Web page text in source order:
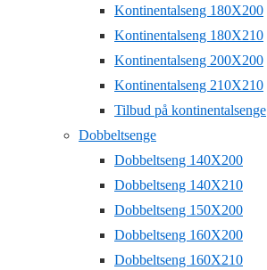
Kontinentalseng 180X200
Kontinentalseng 180X210
Kontinentalseng 200X200
Kontinentalseng 210X210
Tilbud på kontinentalsenge
Dobbeltsenge
Dobbeltseng 140X200
Dobbeltseng 140X210
Dobbeltseng 150X200
Dobbeltseng 160X200
Dobbeltseng 160X210